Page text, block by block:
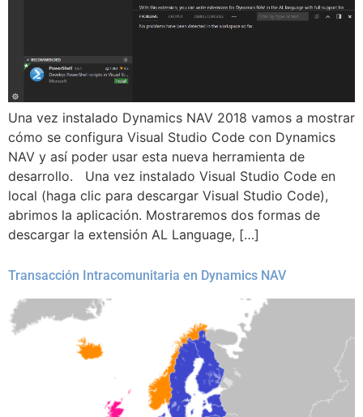
Una vez instalado Dynamics NAV 2018 vamos a mostrar
cómo se configura Visual Studio Code con Dynamics
NAV y así poder usar esta nueva herramienta de
desarrollo. Una vez instalado Visual Studio Code en
local (haga clic para descargar Visual Studio Code),
abrimos la aplicación. Mostraremos dos formas de
descargar la extensión AL Language, […]
Transacción Intracomunitaria en Dynamics NAV